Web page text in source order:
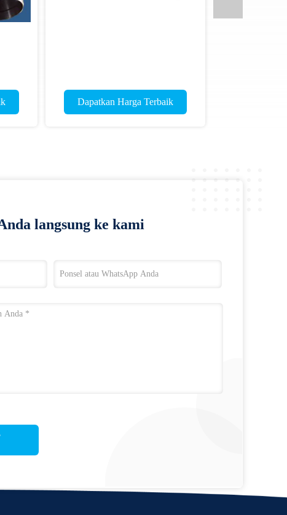
Dapatkan Harga Terbaik
langsung ke kami